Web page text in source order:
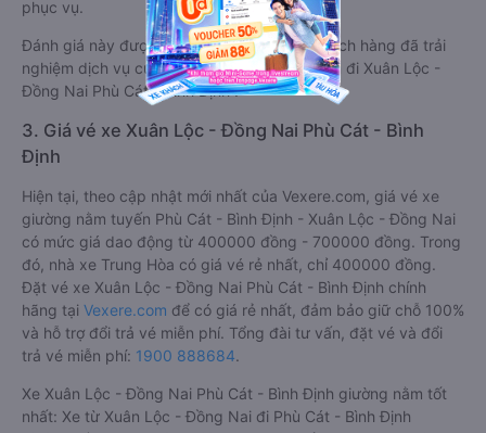
phục vụ.
Đánh giá này được viết trực tiếp bởi các khách hàng đã trải
nghiệm dịch vụ của các hãng xe giường nằm đi Xuân Lộc -
Đồng Nai Phù Cát - Bình Định .
3. Giá vé xe Xuân Lộc - Đồng Nai Phù Cát - Bình
Định
Hiện tại, theo cập nhật mới nhất của Vexere.com, giá vé xe
giường nằm tuyến Phù Cát - Bình Định - Xuân Lộc - Đồng Nai
có mức giá dao động từ 400000 đồng - 700000 đồng. Trong
đó, nhà xe Trung Hòa có giá vé rẻ nhất, chỉ 400000 đồng.
Đặt vé xe Xuân Lộc - Đồng Nai Phù Cát - Bình Định chính
hãng tại Vexere.com để có giá rẻ nhất, đảm bảo giữ chỗ 100%
và hỗ trợ đổi trả vé miễn phí. Tổng đài tư vấn, đặt vé và đổi
trả vé miễn phí: 1900 888684.
Xe Xuân Lộc - Đồng Nai Phù Cát - Bình Định giường nằm tốt
nhất: Xe từ Xuân Lộc - Đồng Nai đi Phù Cát - Bình Định